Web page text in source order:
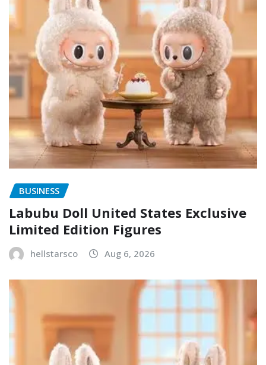
BUSINESS
Labubu Doll United States Exclusive
Limited Edition Figures
hellstarsco Aug 6, 2026